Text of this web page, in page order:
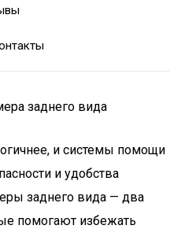
заднего вида
и системы помощи
и удобства
заднего вида — два
помогают избежать